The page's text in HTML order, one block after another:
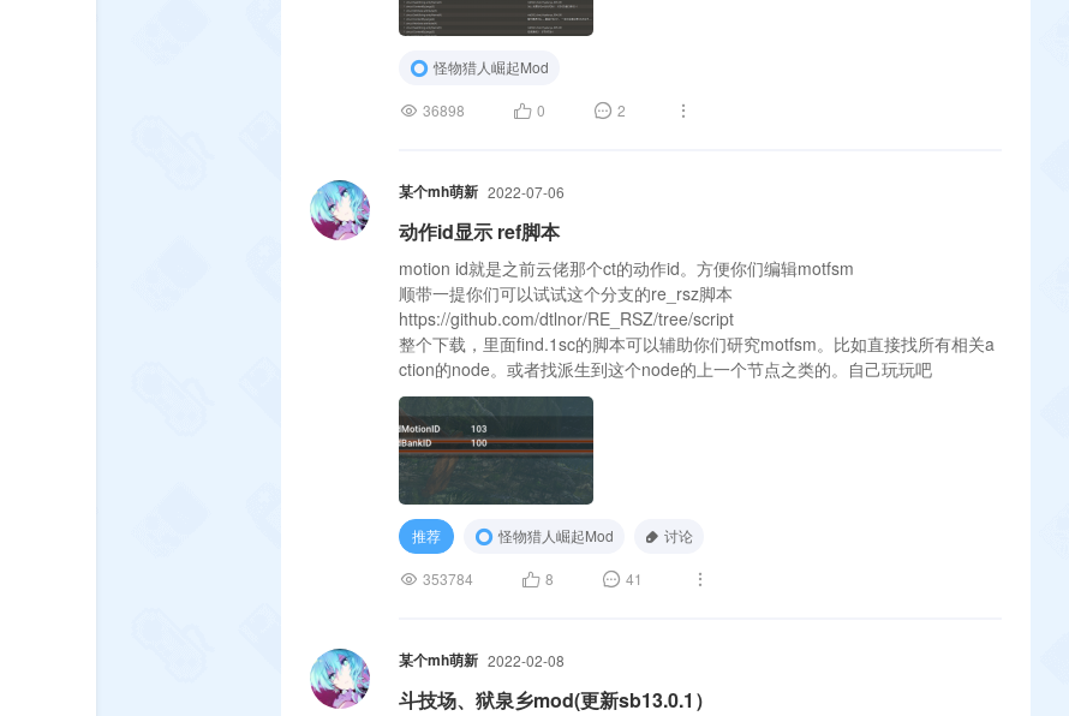
怪物猎人崛起Mod
36898 0 2
某个mh萌新 2022-07-06
动作id显示 ref脚本
motion id就是之前云佬那个ct的动作id。方便你们编辑motfsm
顺带一提你们可以试试这个分支的re_rsz脚本
https://github.com/dtlnor/RE_RSZ/tree/script
整个下载，里面find.1sc的脚本可以辅助你们研究motfsm。比如直接找所有相关a
ction的node。或者找派生到这个node的上一个节点之类的。自己玩玩吧
推荐 怪物猎人崛起Mod 讨论
353784 8 41
某个mh萌新 2022-02-08
斗技场、狱泉乡mod(更新sb13.0.1）